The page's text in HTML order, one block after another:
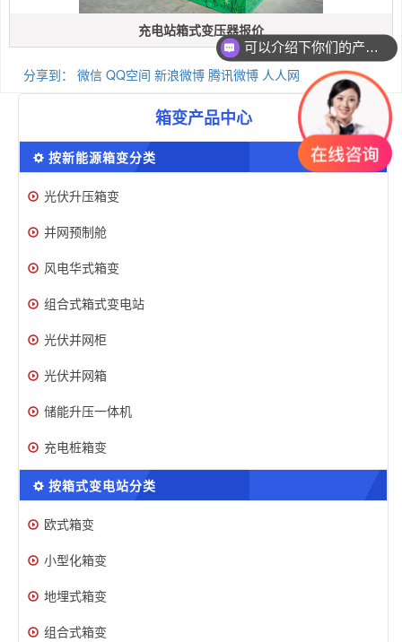
充电站箱式变压器报价
分享到： 微信 QQ空间 新浪微博 腾讯微博 人人网
箱变产品中心
按新能源箱变分类
光伏升压箱变
并网预制舱
风电华式箱变
组合式箱式变电站
光伏并网柜
光伏并网箱
储能升压一体机
充电桩箱变
按箱式变电站分类
欧式箱变
小型化箱变
地埋式箱变
组合式箱变
可以介绍下你们的产品么